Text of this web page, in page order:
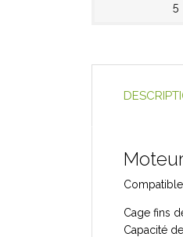
5
Cage fins
Capacité